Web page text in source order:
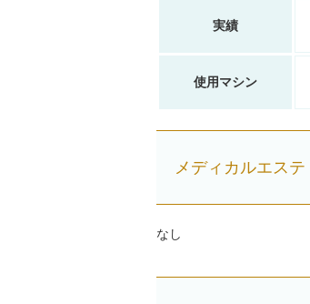
実績
使用マシン
メディカルエステ
なし